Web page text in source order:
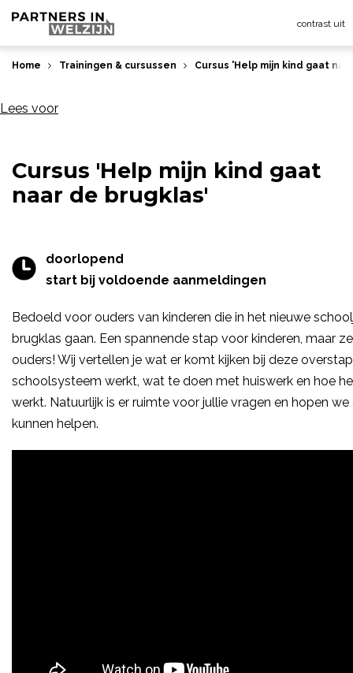
contrast uit
Home Trainingen & cursussen Cursus 'Help mijn kind gaat
Lees voor
Cursus 'Help mijn kind gaat
naar de brugklas'
doorlopend
start bij voldoende aanmeldingen
Bedoeld voor ouders van kinderen die in het nieuwe
brugklas gaan. Een spannende stap voor kinderen, maar
ouders! Wij vertellen je wat er komt kijken bij deze
schoolsysteem werkt, wat te doen met huiswerk en hoe
werkt. Natuurlijk is er ruimte voor jullie vragen en hopen
kunnen helpen.